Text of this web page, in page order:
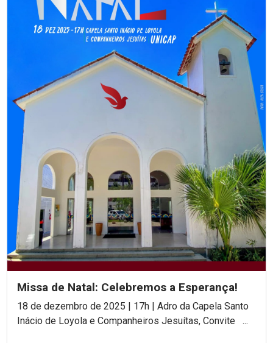
Missa de Natal: Celebremos a Esperança!
18 de dezembro de 2025 | 17h | Adro da Capela Santo
Inácio de Loyola e Companheiros Jesuítas, Convite ...